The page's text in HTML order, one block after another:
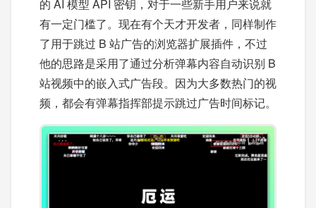
的 AI 模型 API 密钥，对于一些新手用户来说就
有一定门槛了。现在有个天才开发者，同样制作
了用于跳过 B 站广告的浏览器扩展插件，不过
他的思路是采用了通过分析弹幕内容自动识别 B
站视频中的嵌入式广告段。因为大多数热门的视
频，都会有弹幕指挥部提示跳过广告时间标记。